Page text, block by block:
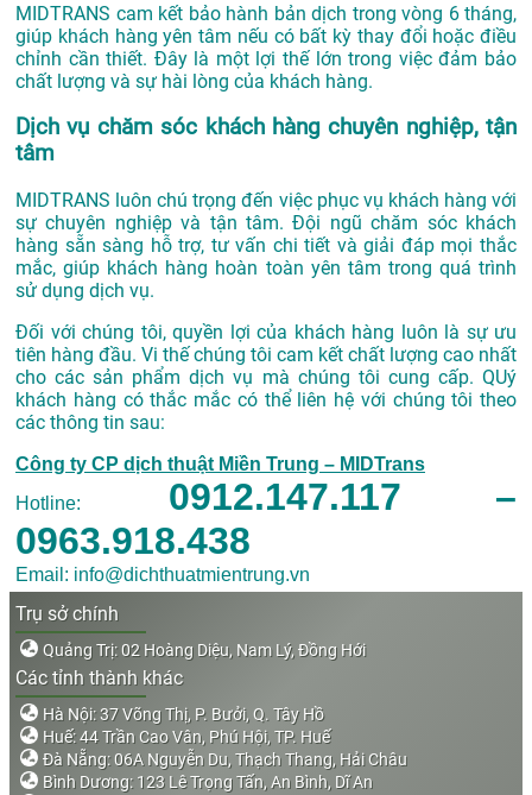
MIDTRANS cam kết bảo hành bản dịch trong vòng 6 tháng,
giúp khách hàng yên tâm nếu có bất kỳ thay đổi hoặc điều
chỉnh cần thiết. Đây là một lợi thế lớn trong việc đảm bảo
chất lượng và sự hài lòng của khách hàng.
Dịch vụ chăm sóc khách hàng chuyên nghiệp, tận
tâm
MIDTRANS luôn chú trọng đến việc phục vụ khách hàng với
sự chuyên nghiệp và tận tâm. Đội ngũ chăm sóc khách
hàng sẵn sàng hỗ trợ, tư vấn chi tiết và giải đáp mọi thắc
mắc, giúp khách hàng hoàn toàn yên tâm trong quá trình
sử dụng dịch vụ.
Đối với chúng tôi, quyền lợi của khách hàng luôn là sự ưu
tiên hàng đầu. Vi thế chúng tôi cam kết chất lượng cao nhất
cho các sản phẩm dịch vụ mà chúng tôi cung cấp. QUý
khách hàng có thắc mắc có thể liên hệ với chúng tôi theo
các thông tin sau:
Công ty CP dịch thuật Miền Trung – MIDTrans
Hotline: 0912.147.117 –
0963.918.438
Email: info@dichthuatmientrung.vn
Trụ sở chính
Quảng Trị: 02 Hoàng Diệu, Nam Lý, Đồng Hới
Các tỉnh thành khác
Hà Nội: 37 Võng Thị, P. Bưởi, Q. Tây Hồ
Huế: 44 Trần Cao Vân, Phú Hội, TP. Huế
Đà Nẵng: 06A Nguyễn Du, Thạch Thang, Hải Châu
Bình Dương: 123 Lê Trọng Tấn, An Bình, Dĩ An